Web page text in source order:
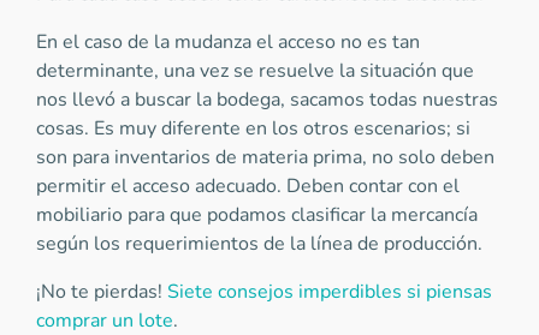
En el caso de la mudanza el acceso no es tan
determinante, una vez se resuelve la situación que
nos llevó a buscar la bodega, sacamos todas nuestras
cosas. Es muy diferente en los otros escenarios; si
son para inventarios de materia prima, no solo deben
permitir el acceso adecuado. Deben contar con el
mobiliario para que podamos clasificar la mercancía
según los requerimientos de la línea de producción.
¡No te pierdas! Siete consejos imperdibles si piensas
comprar un lote.